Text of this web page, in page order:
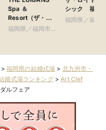
Spa ＆
Resort（ザ・ル
イガンズ.スパ ＆
福岡県／福岡市・
シック 福岡
福岡県／福岡
> 福岡県の結婚式場 > 北九州市・
婚式場ランキング>Art Clef
ルフェア